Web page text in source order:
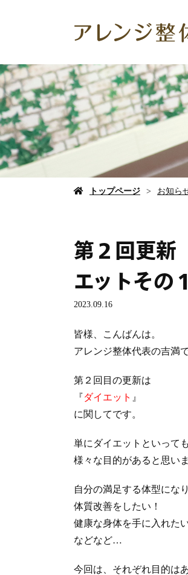
トップページ お知ら
第２回更新
エットその１
2023.09.16
皆様、こんばんは。
アレンジ整体代表の吉満で
第２回目の更新は
『ダイエット 』
に関してです。
単にダイエットといっても
様々な目的があると思いま
自分の満足する体型にな
体質改善をしたい！
健康な身体を手に入れたい
などなど…
今回は、それぞれ目的は